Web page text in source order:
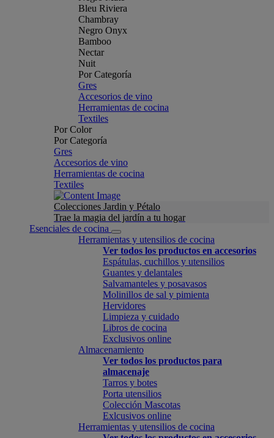
Bleu Riviera
Chambray
Negro Onyx
Bamboo
Nectar
Nuit
Por Categoría
Gres
Accesorios de vino
Herramientas de cocina
Textiles
Por Color
Por Categoría
Gres
Accesorios de vino
Herramientas de cocina
Textiles
Colecciones Jardin y Pétalo
Trae la magia del jardín a tu hogar
Esenciales de cocina
Herramientas y utensilios de cocina
Ver todos los productos en accesorios
Espátulas, cuchillos y utensilios
Guantes y delantales
Salvamanteles y posavasos
Molinillos de sal y pimienta
Hervidores
Limpieza y cuidado
Libros de cocina
Exclusivos online
Almacenamiento
Ver todos los productos para
almacenaje
Tarros y botes
Porta utensilios
Colección Mascotas
Exlcusivos online
Herramientas y utensilios de cocina